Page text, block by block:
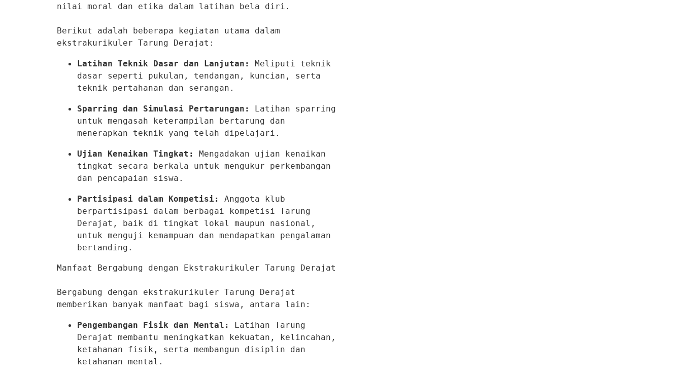
nilai moral dan etika dalam latihan bela diri.
Berikut adalah beberapa kegiatan utama dalam
ekstrakurikuler Tarung Derajat:
Latihan Teknik Dasar dan Lanjutan:
Meliputi teknik
dasar seperti pukulan, tendangan, kuncian, serta
teknik pertahanan dan serangan.
Sparring dan Simulasi Pertarungan:
Latihan sparring
untuk mengasah keterampilan bertarung dan
menerapkan teknik yang telah dipelajari.
Ujian Kenaikan Tingkat:
Mengadakan ujian kenaikan
tingkat secara berkala untuk mengukur perkembangan
dan pencapaian siswa.
Partisipasi dalam Kompetisi:
Anggota klub
berpartisipasi dalam berbagai kompetisi Tarung
Derajat, baik di tingkat lokal maupun nasional,
untuk menguji kemampuan dan mendapatkan pengalaman
bertanding.
Manfaat Bergabung dengan Ekstrakurikuler Tarung Derajat
Bergabung dengan ekstrakurikuler Tarung Derajat
memberikan banyak manfaat bagi siswa, antara lain:
Pengembangan Fisik dan Mental:
Latihan Tarung
Derajat membantu meningkatkan kekuatan, kelincahan,
ketahanan fisik, serta membangun disiplin dan
ketahanan mental.